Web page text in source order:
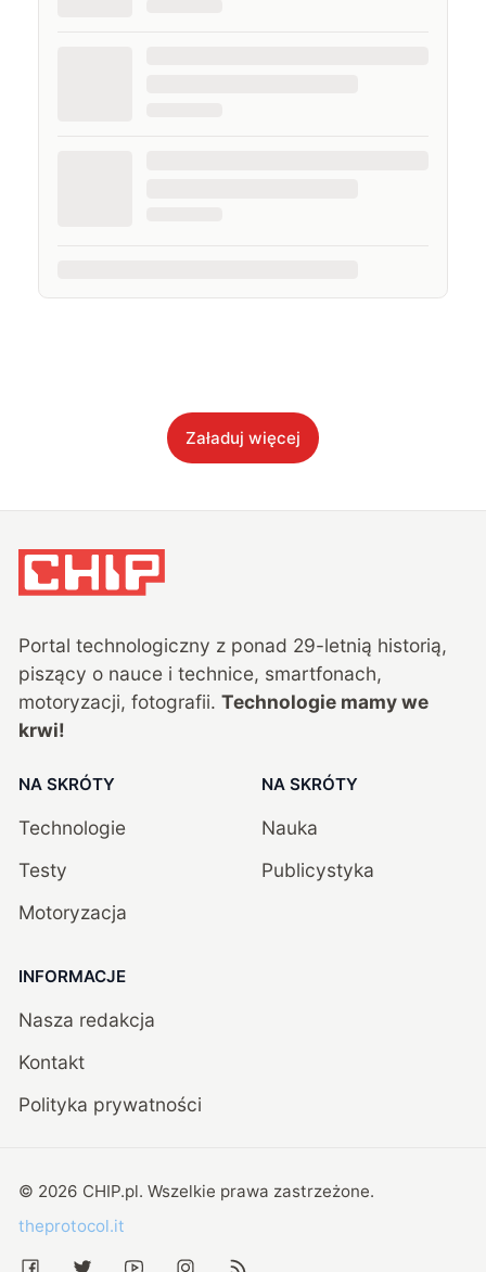
Załaduj więcej
Portal technologiczny z ponad 29-letnią historią,
piszący o nauce i technice, smartfonach,
motoryzacji, fotografii. Technologie mamy we
krwi!
NA SKRÓTY
Technologie
Testy
Motoryzacja
NA SKRÓTY
Nauka
Publicystyka
INFORMACJE
Nasza redakcja
Kontakt
Polityka prywatności
© 2026 CHIP.pl. Wszelkie prawa zastrzeżone.
theprotocol.it